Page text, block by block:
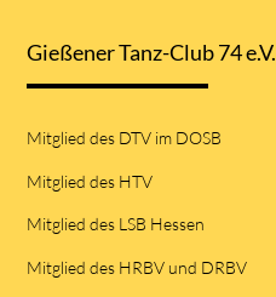
Gießener Tanz-Club 74 e.V.
Mitglied des DTV im DOSB
Mitglied des HTV
Mitglied des LSB Hessen
Mitglied des HRBV und DRBV